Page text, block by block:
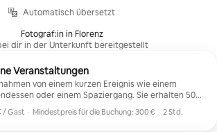
Automatisch übersetzt
Fotograf:in in Florenz
dir in der Unterkunft bereitgestellt
Veranstaltungen
von einem kurzen Ereignis wie einem
oder einem Spaziergang. Sie erhalten 50
/ Gast
Gast· Mindestpreis für die Buchung: 300 € · 2 Std.